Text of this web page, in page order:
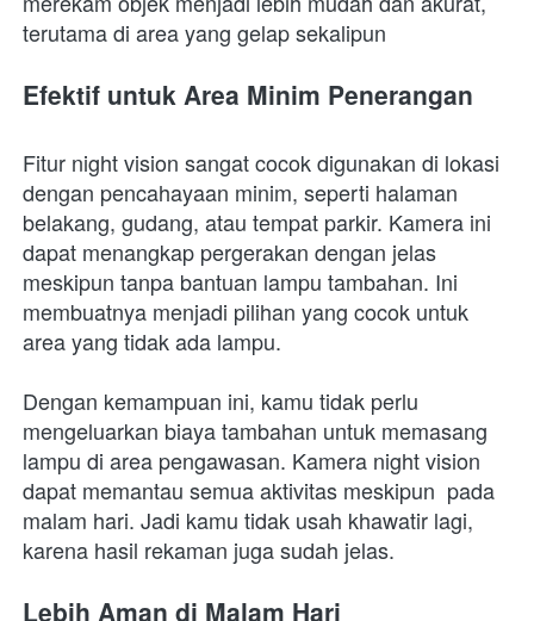
terutama di area yang gelap sekalipun
Efektif untuk Area Minim Penerangan
Fitur night vision sangat cocok digunakan di lokasi
dengan pencahayaan minim, seperti halaman
belakang, gudang, atau tempat parkir. Kamera ini
dapat menangkap pergerakan dengan jelas
meskipun tanpa bantuan lampu tambahan. Ini
membuatnya menjadi pilihan yang cocok untuk
area yang tidak ada lampu.
Dengan kemampuan ini, kamu tidak perlu
mengeluarkan biaya tambahan untuk memasang
lampu di area pengawasan. Kamera night vision
dapat memantau semua aktivitas meskipun  pada
malam hari. Jadi kamu tidak usah khawatir lagi,
karena hasil rekaman juga sudah jelas.
Lebih Aman di Malam Hari